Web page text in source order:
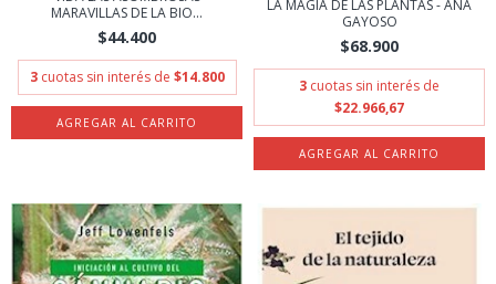
MARAVILLAS DE LA BIO...
$44.400
3 cuotas sin interés de $14.800
LA MAGIA DE LAS PLANTAS - ANA
GAYOSO
$68.900
3 cuotas sin interés de
$22.966,67